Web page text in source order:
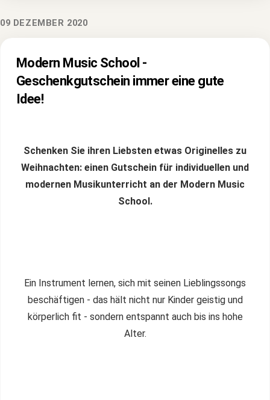
09 DEZEMBER 2020
Modern Music School -
Geschenkgutschein immer eine gute
Idee!
Schenken Sie ihren Liebsten etwas Originelles zu
Weihnachten: einen Gutschein für individuellen und
modernen Musikunterricht an der Modern Music
School.
Ein Instrument lernen, sich mit seinen Lieblingssongs
beschäftigen - das hält nicht nur Kinder geistig und
körperlich fit - sondern entspannt auch bis ins hohe
Alter.